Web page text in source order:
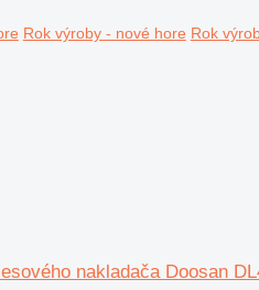
Rok výroby - nové hore Rok
nakladača Doosan